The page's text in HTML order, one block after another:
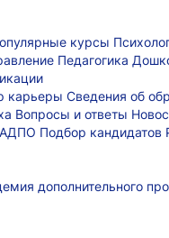
курсы
Педагогика
карьеры Сведения об
Вопросы и ответы
Подбор кандидатов
дополнительного